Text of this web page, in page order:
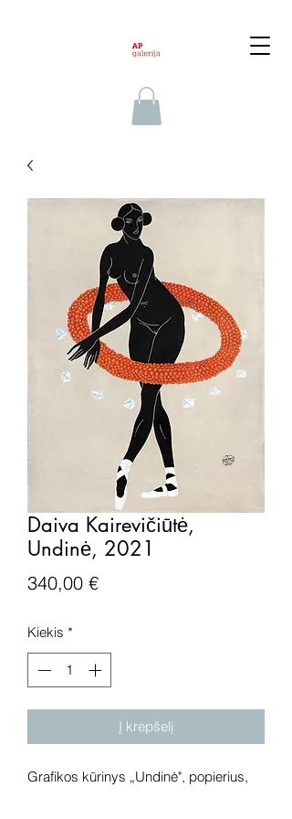
Daiva Kairevičiūtė,
Undinė, 2021
340,00 €Price
Kiekis *
Į krepšelį
Grafikos kūrinys „Undinė", popierius,